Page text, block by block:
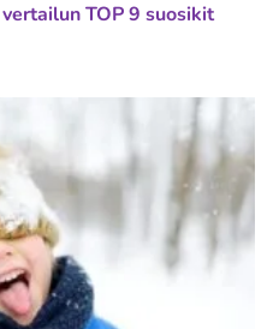
TOP 9 suosikit